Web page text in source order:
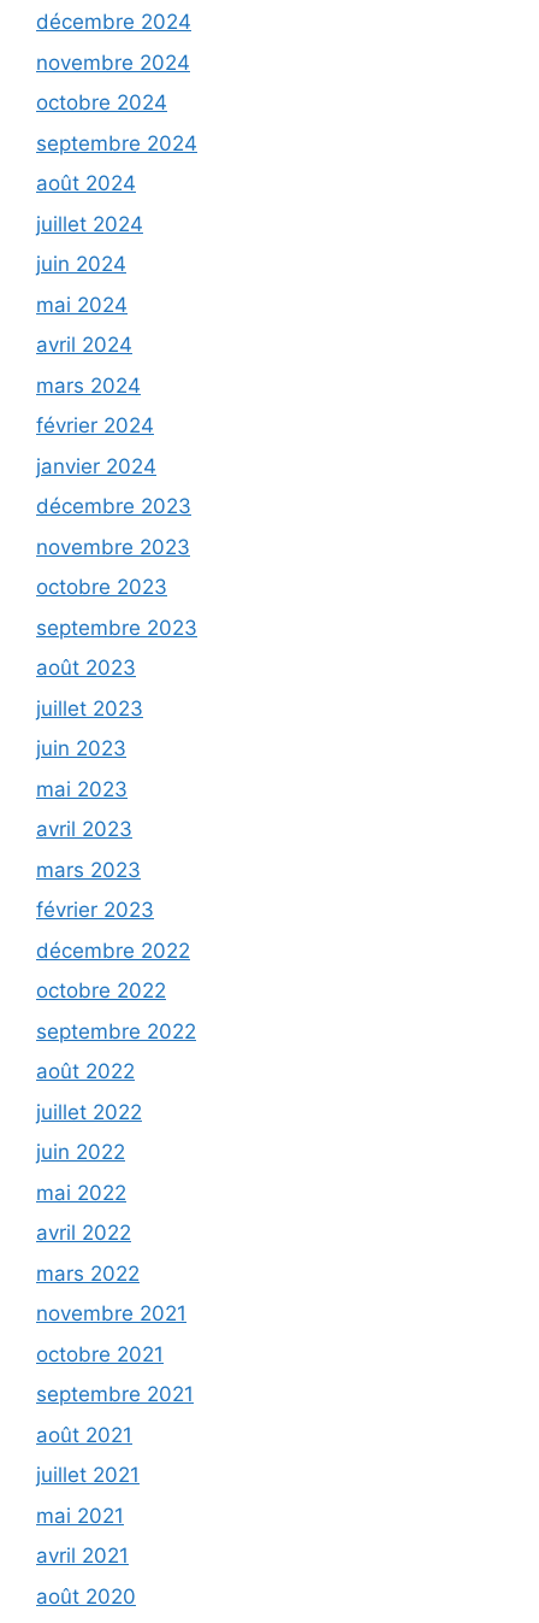
décembre 2024
novembre 2024
octobre 2024
septembre 2024
août 2024
juillet 2024
juin 2024
mai 2024
avril 2024
mars 2024
février 2024
janvier 2024
décembre 2023
novembre 2023
octobre 2023
septembre 2023
août 2023
juillet 2023
juin 2023
mai 2023
avril 2023
mars 2023
février 2023
décembre 2022
octobre 2022
septembre 2022
août 2022
juillet 2022
juin 2022
mai 2022
avril 2022
mars 2022
novembre 2021
octobre 2021
septembre 2021
août 2021
juillet 2021
mai 2021
avril 2021
août 2020